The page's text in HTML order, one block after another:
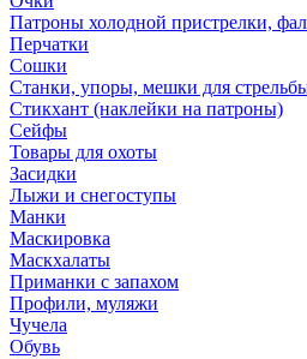
Патроны холодной пристрелки,
Перчатки
Сошки
Станки, упоры, мешки для
Стикхант (наклейки на патроны)
Сейфы
Товары для охоты
Засидки
Лыжи и снегоступы
Манки
Маскировка
Маскхалаты
Приманки с запахом
Профили, муляжи
Чучела
Обувь